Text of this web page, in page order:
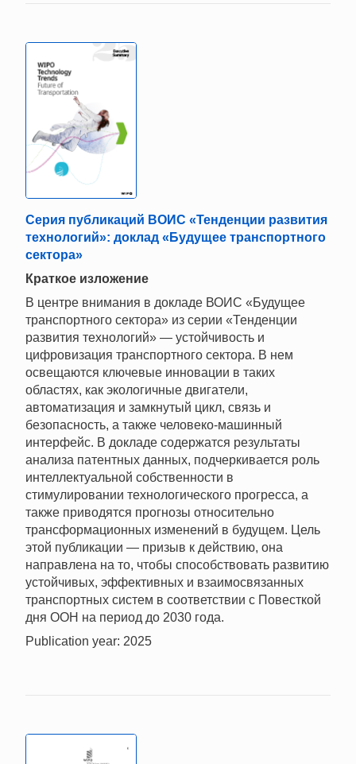
Серия публикаций ВОИС «Тенденции развития
технологий»: доклад «Будущее транспортного
сектора»
Краткое изложение
В центре внимания в докладе ВОИС «Будущее
транспортного сектора» из серии «Тенденции
развития технологий» — устойчивость и
цифровизация транспортного сектора. В нем
освещаются ключевые инновации в таких
областях, как экологичные двигатели,
автоматизация и замкнутый цикл, связь и
безопасность, а также человеко-машинный
интерфейс. В докладе содержатся результаты
анализа патентных данных, подчеркивается роль
интеллектуальной собственности в
стимулировании технологического прогресса, а
также приводятся прогнозы относительно
трансформационных изменений в будущем. Цель
этой публикации — призыв к действию, она
направлена на то, чтобы способствовать развитию
устойчивых, эффективных и взаимосвязанных
транспортных систем в соответствии с Повесткой
дня ООН на период до 2030 года.
Publication year: 2025